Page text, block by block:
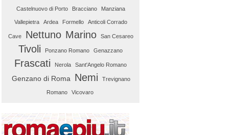
Castelnuovo di Porto Bracciano Manziana
Vallepietra Ardea Formello Anticoli Corrado
Cave Nettuno Marino San Cesareo
Tivoli Ponzano Romano Genazzano
Frascati Nerola Sant'Angelo Romano
Genzano di Roma Nemi Trevignano
Romano Vicovaro